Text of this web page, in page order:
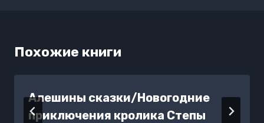
Похожие книги
Алешины сказки/Новогодние
приключения кролика Степы